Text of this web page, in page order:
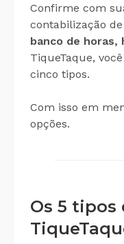
Confirme com
contabilização
banco de horas,
TiqueTaque,
cinco tipos.
Com isso em
opções.
Os 5 tipos